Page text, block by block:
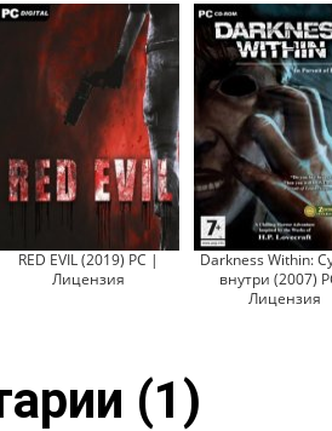
RED EVIL (2019) PC |
Лицензия
Darkness Within:
внутри (2007)
Лицензия
(1)